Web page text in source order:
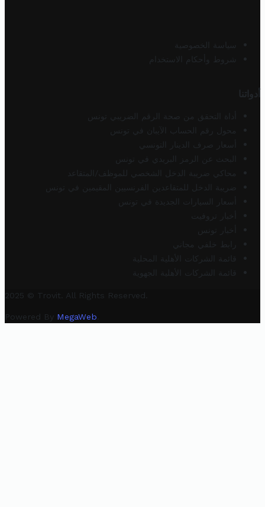
سياسة الخصوصية
شروط وأحكام الاستخدام
أدواتنا
أداة التحقق من صحة الرقم الضريبي تونس
محول رقم الحساب الآيبان في تونس
أسعار صرف الدينار التونسي
البحث عن الرمز البريدي في تونس
محاكي ضريبة الدخل الشخصي للموظف/المتقاعد
ضريبة الدخل للمتقاعدين الفرنسيين المقيمين في تونس
أسعار السيارات الجديدة في تونس
أخبار تروفيت
أخبار تونس
رابط خلفي مجاني
قائمة الشركات الأهلية المحلية
قائمة الشركات الأهلية الجهوية
2025 © Trovit. All Rights Reserved.
Powered By MegaWeb